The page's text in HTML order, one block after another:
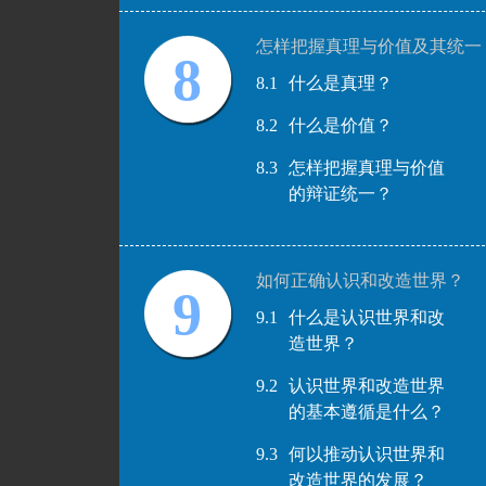
8
怎样把握真理与价值及其统一
8.1
什么是真理？
8.2 什么是价值？
8.3
怎样把握真理与价值
的辩证统一？
9
如何正确认识和改造世界？
9.1
什么是认识世界和改
造世界？
9.2
认识世界和改造世界
的基本遵循是什么？
9.3
何以推动认识世界和
改造世界的发展？